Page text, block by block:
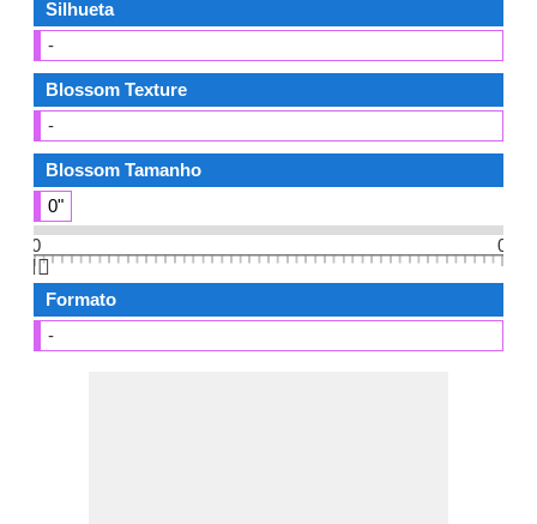
Silhueta
-
Blossom Texture
-
Blossom Tamanho
0"
0
0
👆🏻
Formato
-